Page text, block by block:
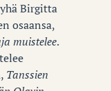
Birgitta
osaansa,
muistelee.
Tanssien